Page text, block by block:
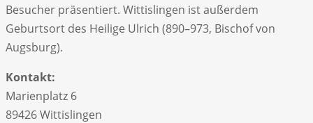
Besucher präsentiert. Wittislingen ist außerdem
Geburtsort des Heilige Ulrich (890–973, Bischof von
Augsburg).
Kontakt:
Marienplatz 6
89426 Wittislingen